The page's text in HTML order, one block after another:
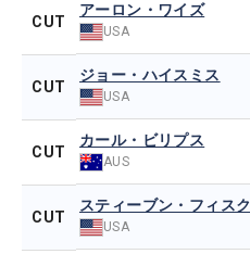
CUT
アーロン・ワイズ
USA
CUT
ジョー・ハイスミス
USA
CUT
カール・ビリプス
AUS
CUT
スティーブン・フィスク
USA